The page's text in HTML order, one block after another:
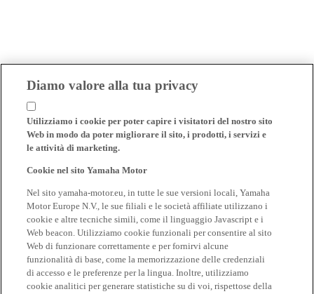
Diamo valore alla tua privacy
Utilizziamo i cookie per poter capire i visitatori del nostro sito
Web in modo da poter migliorare il sito, i prodotti, i servizi e
le attività di marketing.
Cookie nel sito Yamaha Motor
Nel sito yamaha-motor.eu, in tutte le sue versioni locali, Yamaha
Motor Europe N.V., le sue filiali e le società affiliate utilizzano i
cookie e altre tecniche simili, come il linguaggio Javascript e i
Web beacon. Utilizziamo cookie funzionali per consentire al sito
Web di funzionare correttamente e per fornirvi alcune
funzionalità di base, come la memorizzazione delle credenziali
di accesso e le preferenze per la lingua. Inoltre, utilizziamo
cookie analitici per generare statistiche su di voi, rispettose della